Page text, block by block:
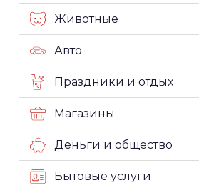
Животные
Авто
Праздники и отдых
Магазины
Деньги и общество
Бытовые услуги